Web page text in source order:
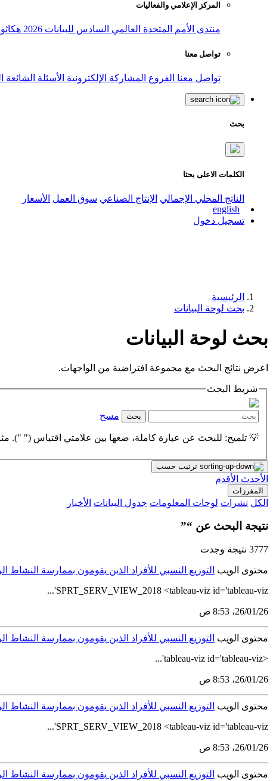
المركز الإعلامي والفعاليات
منتدى الأمم المتحدة العالمي السادس للبيانات 2026
تواصل معنا
تواصل معنا الفروع المشاركة الإلكترونية الأسئلة الشائعة
بحث
الكلمات الاعلى بحثا
الناتج المحلي الإجمالي الإنتاج الصناعي سوق العمل الأسعار
english
تسجيل دخول
الرئيسية
بحث لوحة البيانات
بحث لوحة البيانات
اعرض نتائج البحث مع مجموعة افتراضية من الواجهات.
شريط البحث
بحث مسح
💡 تلميح: للبحث عن عبارة كاملة، ضعها بين علامتي اقتباس (" ").
ترتيب حسب
الأحدث الأقدم
المفرزات
الكل نشرات لوحات المعلومات جدول البيانات الأخبار
نتيجة البحث عن “”
3777 نتيجة وجدت
محتوى الويب التوزيع النسبي للأفراد الذين يقومون بممارسة
SPRT_SERV_VIEW_2018 <tableau-viz id='tableau-viz'...
26‏/01‏/26، 8:53 ص
محتوى الويب التوزيع النسبي للأفراد الذين يقومون بممارسة
<tableau-viz id='tableau-viz'...
26‏/01‏/26، 8:53 ص
محتوى الويب التوزيع النسبي للأفراد الذين يقومون بممارسة
SPRT_SERV_VIEW_2018 <tableau-viz id='tableau-viz'...
26‏/01‏/26، 8:53 ص
محتوى الويب التوزيع النسبي للأفراد الذين يقومون بممارسة